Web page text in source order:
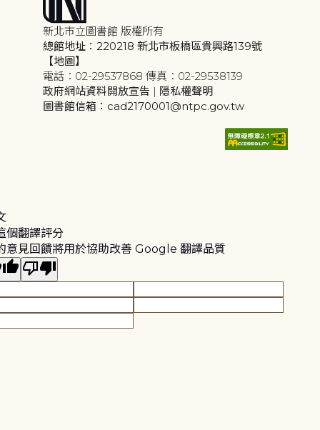
新北市立圖書館 版權所有
總館地址：220218 新北市板橋區貴興路139號
【地圖】
電話：02-29537868 傳真：02-29538139
政府網站資料開放宣告 | 隱私權聲明
圖書館信箱：cad2170001@ntpc.gov.tw
個翻譯評分
意見回饋將用於協助改善 Google 翻譯品質